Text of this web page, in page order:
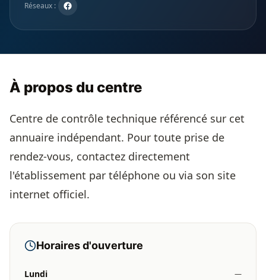
Réseaux :
À propos du centre
Centre de contrôle technique référencé sur cet
annuaire indépendant. Pour toute prise de
rendez-vous, contactez directement
l'établissement par téléphone ou via son site
internet officiel.
Horaires d'ouverture
Lundi —